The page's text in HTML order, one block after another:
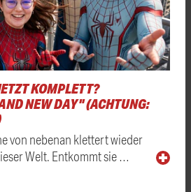
KOMPLETT?
NEW DAY" (ACHTUNG:
von nebenan klettert wieder
Welt. Entkommt sie …